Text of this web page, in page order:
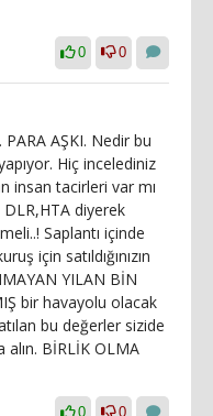
0 0
AŞKI. Nedir bu
Hiç incelediniz
insan tacirleri var mı
diyerek
Saplantı içinde
için satıldığınızın
YILAN BİN
bir havayolu olacak
bu değerler sizide
alın. BİRLİK OLMA
0 0